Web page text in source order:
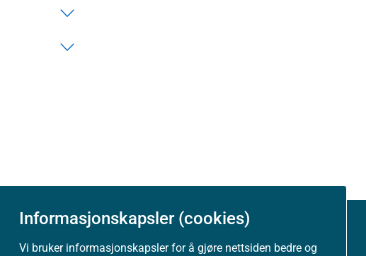
Informasjonskapsler (cookies)
Vi bruker informasjonskapsler for å gjøre nettsiden bedre og
Om nettstedet